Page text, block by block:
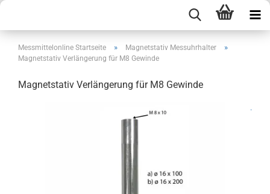
Messmittelonline Startseite » Magnetstativ Messuhrhalter »
Magnetstativ Verlängerung für M8 Gewinde
Magnetstativ Verlängerung für M8 Gewinde
.